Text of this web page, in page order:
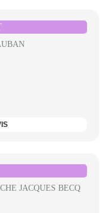
JACQUES BECQ